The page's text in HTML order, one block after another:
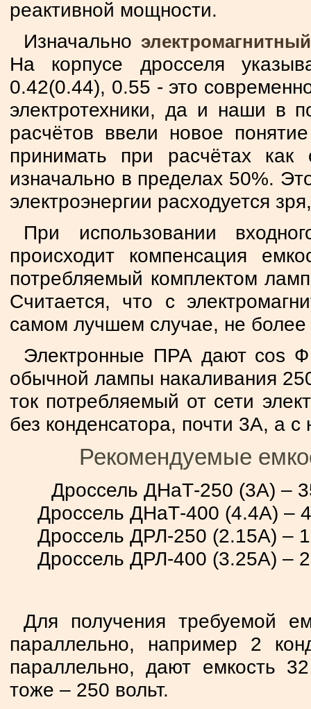
реактивной мощности.
Изначально
На корпусе дросселя
0.42(0.44), 0.55 - это
электротехники, да и наши в
расчётов ввели новое
принимать при расчётах
изначально в пределах 50%.
электроэнергии расходуется
При использовании
происходит компенсация
потребляемый комплектом
Считается, что с
самом лучшем случае, не более
Электронные ПРА дают cos Ф
обычной лампы накаливания
ток потребляемый от сети
без конденсатора, почти 3А, а
Рекомендуемые
Дроссель ДНаТ-250 (3А) –
Дроссель ДНаТ-400 (4.4А) –
Дроссель ДРЛ-250 (2.15А) –
Дроссель ДРЛ-400 (3.25А) –
Для получения требуемой
параллельно, например 2
параллельно, дают емкость
тоже – 250 вольт.